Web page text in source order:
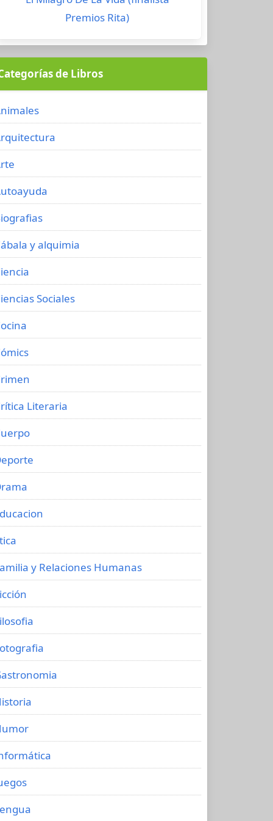
Premios Rita)
de Libros
y alquimia
Sociales
Literaria
y Relaciones Humanas